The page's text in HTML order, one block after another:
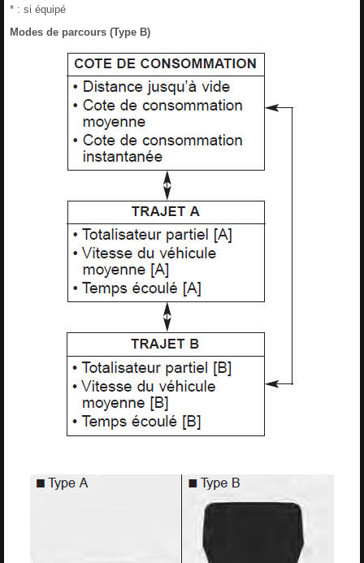
* : si équipé
Modes de parcours (Type B)